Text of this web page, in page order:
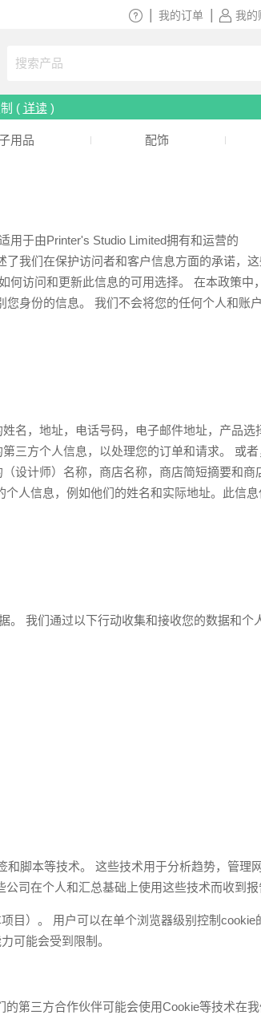
用于由Printer's Studio Limited拥有和运营的
我们在保护访问者和客户信息方面的承诺，
访问和更新此信息的可用选择。 在本政策中
身份的信息。 我们不会将您的任何个人和账
名，地址，电话号码，电子邮件地址，产品选
三方个人信息，以处理您的订单和请求。 或
设计师）名称，商店名称，商店简短摘要和商
人信息，例如他们的姓名和实际地址。此信
。 我们通过以下行动收集和接收您的数据和个
和脚本等技术。 这些技术用于分析趋势，管理
司在个人和汇总基础上使用这些技术而收到报
目）。 用户可以在单个浏览器级别控制cookie
可能会受到限制。
第三方合作伙伴可能会使用Cookie等技术在
我的
我的订单
( 详读)
用品 配饰